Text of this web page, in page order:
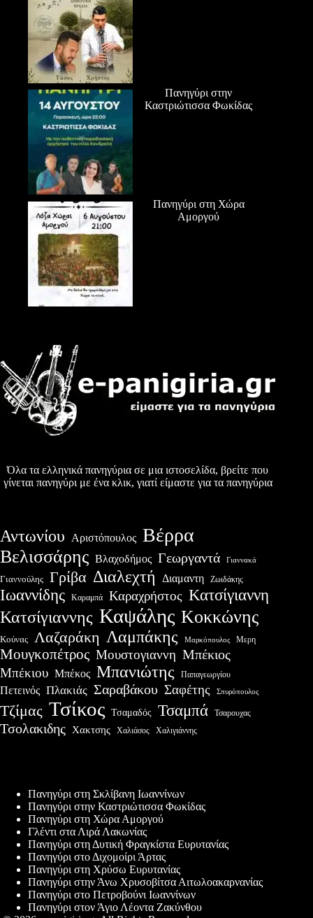
Πανηγύρι στην
Καστριώτισσα Φωκίδας
Πανηγύρι στη Χώρα
Αμοργού
Όλα τα ελληνικά πανηγύρια σε μια ιστοσελίδα, βρείτε που
γίνεται πανηγύρι με ένα κλικ, γιατί είμαστε για τα πανηγύρια
Αντωνίου Αριστόπουλος Βέρρα
Βελισσάρης Βλαχοδήμος Γεωργαντά Γιαννακά
Γιαννούλης Γρίβα Διαλεχτή Διαμαντη Ζωιδάκης
Ιωαννίδης Καραμπά Καραχρήστος Κατσίγιαννη
Κατσίγιαννης Καψάλης Κοκκώνης
Κούνας Λαζαράκη Λαμπάκης Μαρκόπουλος Μερη
Μουγκοπέτρος Μουστογιαννη Μπέκιος
Μπέκιου Μπέκος Μπανιώτης Παπαγεωργίου
Πετεινός Πλακιάς Σαραβάκου Σαφέτης Σπυρόπουλος
Τζίμας Τσίκος Τσαμαδός Τσαμπά Τσαρουχας
Τσολακιδης Χακτσης Χαλιάσος Χαλιγιάννης
Πανηγύρι στη Σκλίβανη Ιωαννίνων
Πανηγύρι στην Καστριώτισσα Φωκίδας
Πανηγύρι στη Χώρα Αμοργού
Γλέντι στα Λιρά Λακωνίας
Πανηγύρι στη Δυτική Φραγκίστα Ευρυτανίας
Πανηγύρι στο Διχομοίρι Άρτας
Πανηγύρι στη Χρύσω Ευρυτανίας
Πανηγύρι στην Άνω Χρυσοβίτσα Αιτωλοακαρνανίας
Πανηγύρι στο Πετροβούνι Ιωαννίνων
Πανηγύρι στον Άγιο Λέοντα Ζακύνθου